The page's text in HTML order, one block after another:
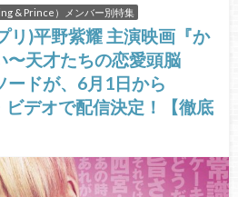
& Prince）メンバー別特集
リ)平野紫耀 主演映画『か
〜天才たちの恋愛頭脳
ードが、6月1日から
デオで配信決定！【徹底